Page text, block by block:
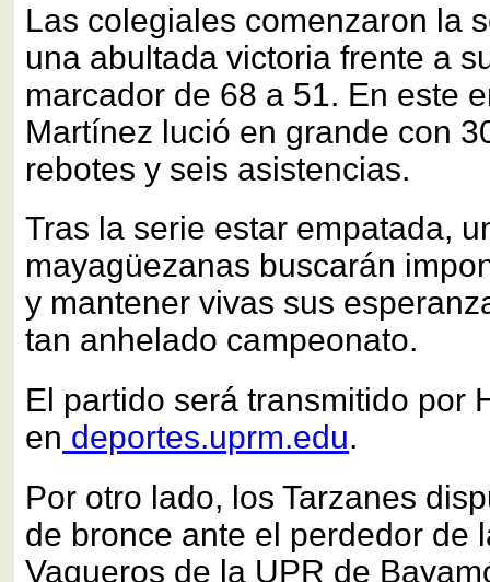
Las colegiales comenzaron la
una abultada victoria frente a
marcador de 68 a 51. En este
Martínez lució en grande con
rebotes y seis asistencias.
Tras la serie estar empatada,
mayagüezanas buscarán
y mantener vivas sus
tan anhelado campeonato.
El partido será transmitido por
en deportes.uprm.edu.
Por otro lado, los Tarzanes
de bronce ante el perdedor de
Vaqueros de la UPR de